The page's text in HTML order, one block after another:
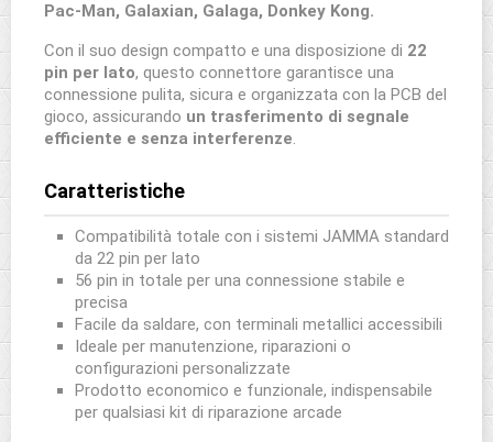
Pac-Man, Galaxian, Galaga, Donkey Kong.
Con il suo design compatto e una disposizione di 22
pin per lato, questo connettore garantisce una
connessione pulita, sicura e organizzata con la PCB del
gioco, assicurando un trasferimento di segnale
efficiente e senza interferenze.
Caratteristiche
Compatibilità totale con i sistemi JAMMA standard
da 22 pin per lato
56 pin in totale per una connessione stabile e
precisa
Facile da saldare, con terminali metallici accessibili
Ideale per manutenzione, riparazioni o
configurazioni personalizzate
Prodotto economico e funzionale, indispensabile
per qualsiasi kit di riparazione arcade